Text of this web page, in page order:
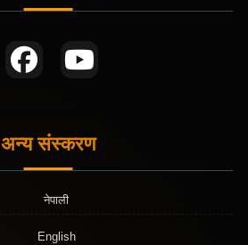
अन्य संस्करण
नेपाली
English